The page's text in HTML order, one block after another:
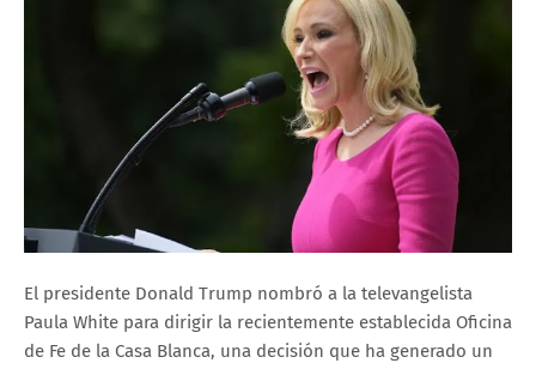
El presidente Donald Trump nombró a la televangelista
Paula White para dirigir la recientemente establecida Oficina
de Fe de la Casa Blanca, una decisión que ha generado un